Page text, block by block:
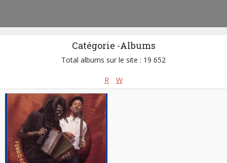
Catégorie -Albums
Total albums sur le site : 19 652
R W